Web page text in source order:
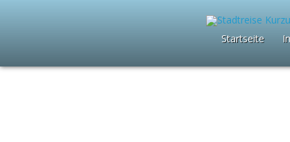
Startseite